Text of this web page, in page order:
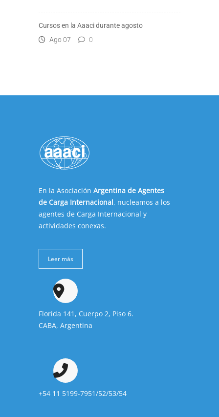
Cursos en la Aaaci durante agosto
Ago 07
0
En la Asociación Argentina de Agentes
de Carga Internacional, nucleamos a los
agentes de Carga Internacional y
actividades conexas.
Leer más
Florida 141, Cuerpo 2, Piso 6.
CABA, Argentina
+54 11 5199-7951/52/53/54